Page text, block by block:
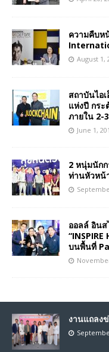
ความคืบห
August 1,
สถาบันไอ
แห่งปี กร
ภายใน 2-
June 1,
2 หนุ่มนักก
ท่านหัวหน้
ออลล์ อิน
“INSPIRE
บนพื้นที่
งานแถลง